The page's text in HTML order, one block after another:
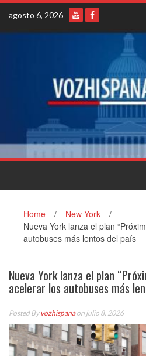
Skip
content
agosto 6, 2026
Home / New York
/
Nueva York lanza el plan
autobuses más lentos del país
Nueva York lanza el plan
acelerar los autobuses más
Posted Byvozhispanaon julio 8, 2026